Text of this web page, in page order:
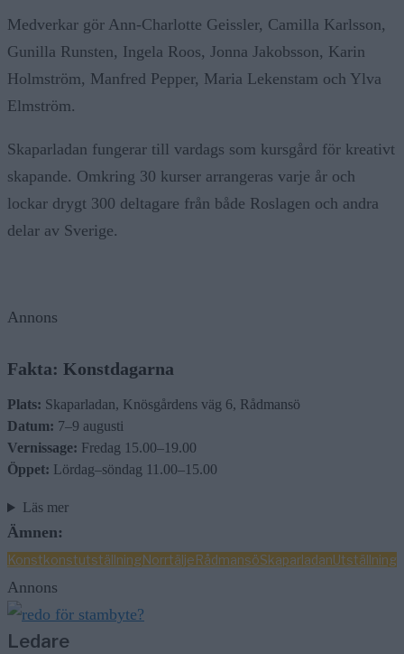
Medverkar gör Ann-Charlotte Geissler, Camilla Karlsson,
Gunilla Runsten, Ingela Roos, Jonna Jakobsson, Karin
Holmström, Manfred Pepper, Maria Lekenstam och Ylva
Elmström.
Skaparladan fungerar till vardags som kursgård för kreativt
skapande. Omkring 30 kurser arrangeras varje år och
lockar drygt 300 deltagare från både Roslagen och andra
delar av Sverige.
Annons
Fakta: Konstdagarna
Plats: Skaparladan, Knösgårdens väg 6, Rådmansö
Datum: 7–9 augusti
Vernissage: Fredag 15.00–19.00
Öppet: Lördag–söndag 11.00–15.00
Läs mer
Ämnen:
KonstkonstutställningNorrtäljeRådmansöSkaparladanUtställning
Annons
Ledare